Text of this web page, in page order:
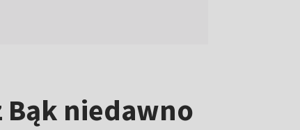
Bąk niedawno